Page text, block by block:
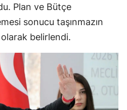
Plan ve Bütçe
sonucu taşınmazın
belirlendi.